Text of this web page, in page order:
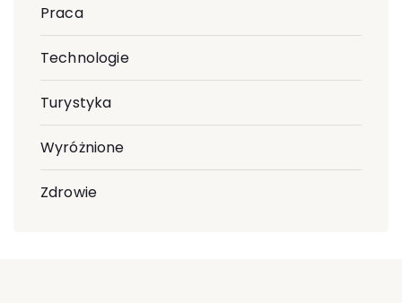
Praca
Technologie
Turystyka
Wyróżnione
Zdrowie